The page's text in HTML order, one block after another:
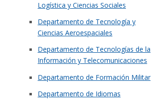
Logística y Ciencias Sociales
Departamento de Tecnología y
Ciencias Aeroespaciales
Departamento de Tecnologías de la
Información y Telecomunicaciones
Departamento de Formación Militar
Departamento de Idiomas